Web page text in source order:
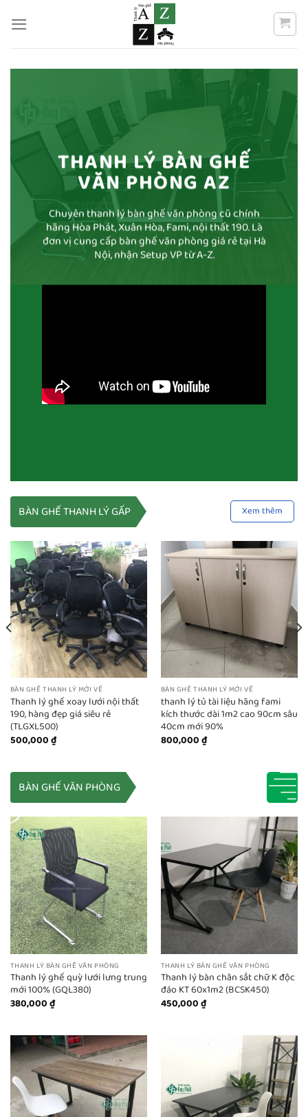
qua
THANH LÝ BÀN GHẾ
VĂN PHÒNG AZ
Chuyên thanh lý bàn ghế văn phòng cũ chính
hãng Hòa Phát, Xuân Hòa, Fami, nội thất 190. Là
đơn vị cung cấp bàn ghế văn phòng giá rẻ tại Hà
Nội, nhận Setup VP từ A-Z.
BÀN GHẾ THANH LÝ GẤP Xem thêm
BÀN GHẾ THANH LÝ MỚI VỀ
Thanh lý ghế xoay lưới nội thất
190, hàng đẹp giá siêu rẻ
(TLGXL500)
500,000₫
BÀN GHẾ THANH LÝ MỚI VỀ
thanh lý tủ tài liệu hãng fami
kích thước dài 1m2 cao 90cm sâu
40cm mới 90%
800,000₫
BÀN GHẾ VĂN PHÒNG
THANH LÝ BÀN GHẾ VĂN PHÒNG
Thanh lý ghế quỳ lưới lưng trung
mới 100% (GQL380)
380,000₫
THANH LÝ BÀN GHẾ VĂN PHÒNG
Thanh lý bàn chân sắt chữ K độc
đáo KT 60x1m2 (BCSK450)
450,000₫